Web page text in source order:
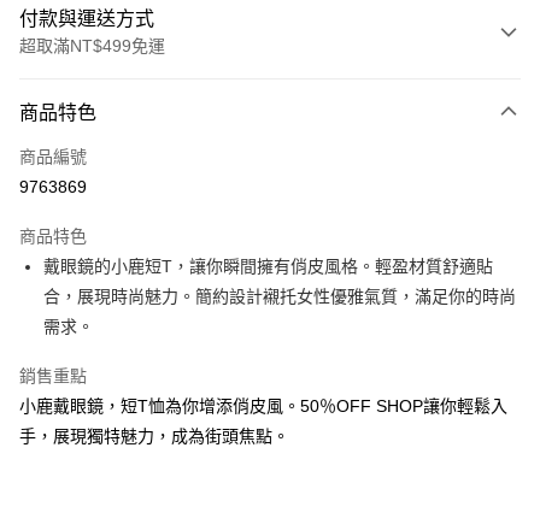
付款與運送方式
超取滿NT$499免運
信用卡一次付款
超商取貨付款
Apple Pay
街口支付
Google Pay
全盈+PAY
商品特色
商品編號
9763869
商品特色
戴眼鏡的小鹿短T，讓你瞬間擁有俏皮風格。輕盈材質舒適貼
合，展現時尚魅力。簡約設計襯托女性優雅氣質，滿足你的時尚
需求。
銷售重點
小鹿戴眼鏡，短T恤為你增添俏皮風。50％OFF SHOP讓你輕鬆入
手，展現獨特魅力，成為街頭焦點。